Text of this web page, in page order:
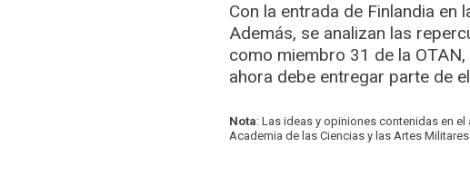
Con la entrada de Finlandia en
Además, se analizan las
como miembro 31 de la
ahora debe entregar parte de
Nota: Las ideas y opiniones contenidas en
Academia de las Ciencias y las Artes Militares.